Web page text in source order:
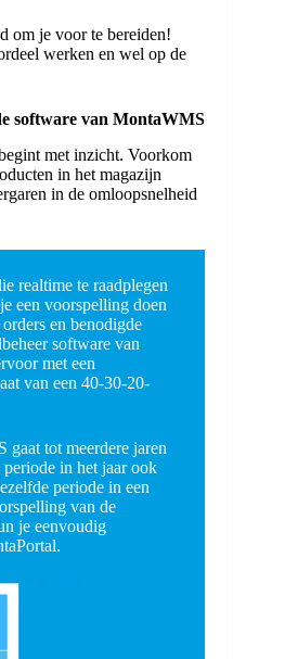
om je voor te bereiden!
werken en wel op de
software van MontaWMS
met inzicht. Voorkom
in het magazijn
in de omloopsnelheid
realtime te raadplegen
een voorspelling doen
en benodigde
software van
met een
van een 40-30-20-
tot meerdere jaren
in het jaar ook
periode in een
van de
je eenvoudig